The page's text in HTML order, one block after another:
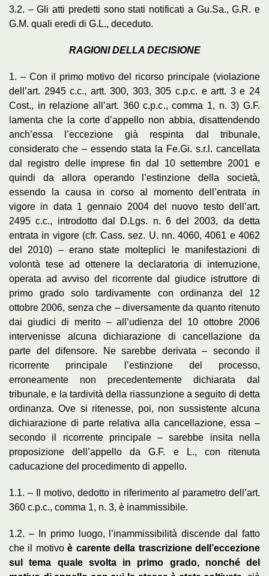
3.2. – Gli atti predetti sono stati notificati a Gu.Sa., G.R. e
G.M. quali eredi di G.L., deceduto.
RAGIONI DELLA DECISIONE
1. – Con il primo motivo del ricorso principale (violazione
dell’art. 2945 c.c., artt. 300, 303, 305 c.p.c. e artt. 3 e 24
Cost., in relazione all’art. 360 c.p.c., comma 1, n. 3) G.F.
lamenta che la corte d’appello non abbia, disattendendo
anch’essa l’eccezione già respinta dal tribunale,
considerato che – essendo stata la Fe.Gi. s.r.l. cancellata
dal registro delle imprese fin dal 10 settembre 2001 e
quindi da allora operando l’estinzione della società,
essendo la causa in corso al momento dell’entrata in
vigore in data 1 gennaio 2004 del nuovo testo dell’art.
2495 c.c., introdotto dal D.Lgs. n. 6 del 2003, da detta
entrata in vigore (cfr. Cass. sez. U. nn. 4060, 4061 e 4062
del 2010) – erano state molteplici le manifestazioni di
volontà tese ad ottenere la declaratoria di interruzione,
operata ad avviso del ricorrente dal giudice istruttore di
primo grado solo tardivamente con ordinanza del 12
ottobre 2006, senza che – diversamente da quanto ritenuto
dai giudici di merito – all’udienza del 10 ottobre 2006
intervenisse alcuna dichiarazione di cancellazione da
parte del difensore. Ne sarebbe derivata – secondo il
ricorrente principale l’estinzione del processo,
erroneamente non precedentemente dichiarata dal
tribunale, e la tardività della riassunzione a seguito di detta
ordinanza. Ove si ritenesse, poi, non sussistente alcuna
dichiarazione di parte relativa alla cancellazione, essa –
secondo il ricorrente principale – sarebbe insita nella
proposizione dell’appello da G.F. e L., con ritenuta
caducazione del procedimento di appello.
1.1. – Il motivo, dedotto in riferimento al parametro dell’art.
360 c.p.c., comma 1, n. 3, è inammissibile.
1.2. – In primo luogo, l’inammissibilità discende dal fatto
che il motivoè carente della trascrizione dell’eccezione
sul tema quale svolta in primo grado, nonché del